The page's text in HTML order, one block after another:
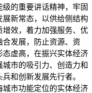
的重要讲话精神，牢固
新常态，以供给侧结构
效，着力加强服务、优
发展，防止资源、资
虚高，在振兴实体经济
市的吸引力、创造力和
和创新发展先行者。
城市功能定位的实体经济